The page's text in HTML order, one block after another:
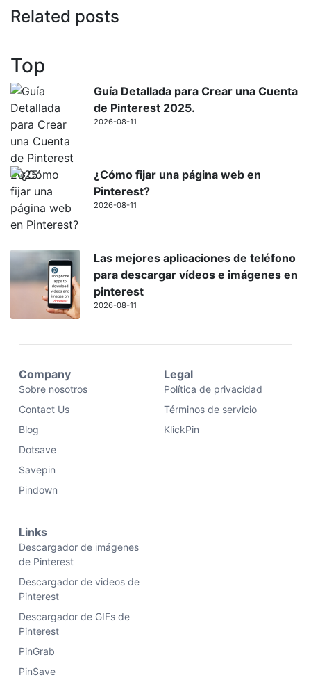
Related posts
Top
Guía Detallada para Crear una Cuenta
de Pinterest 2025.
2026-08-11
¿Cómo fijar una página web en
Pinterest?
2026-08-11
Las mejores aplicaciones de teléfono
para descargar vídeos e imágenes en
pinterest
2026-08-11
Company
Sobre nosotros
Contact Us
Blog
Dotsave
Savepin
Pindown
Legal
Política de privacidad
Términos de servicio
KlickPin
Links
Descargador de imágenes
de Pinterest
Descargador de videos de
Pinterest
Descargador de GIFs de
Pinterest
PinGrab
PinSave